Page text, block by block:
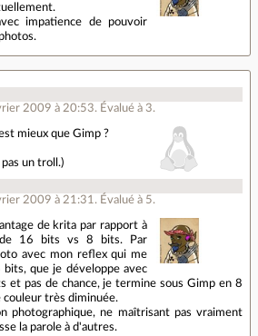
impatience de pouvoir
2009 à 20:53. Évalué à 3.
mieux que Gimp ?
un troll.)
2009 à 21:31 . Évalué à 5.
de krita par rapport à
16 bits vs 8 bits. Par
avec mon reflex qui me
que je développe avec
et pas de chance, je termine sous Gimp en 8
couleur très diminuée.
photographique, ne maîtrisant pas vraiment
la parole à d'autres.